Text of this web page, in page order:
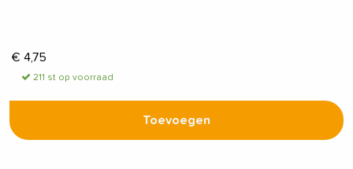
€ 4,75
211 st op voorraad
Toevoegen